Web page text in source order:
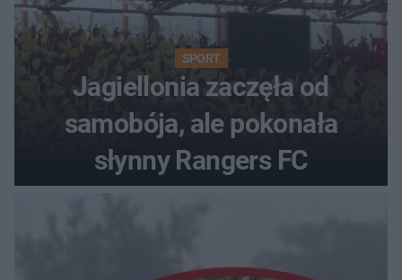
SPORT
Jagiellonia zaczęła od
samobója, ale pokonała
słynny Rangers FC